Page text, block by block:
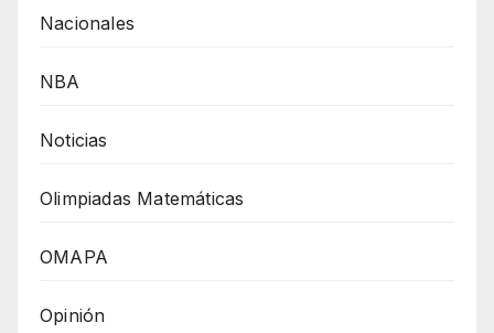
Nacionales
NBA
Noticias
Olimpiadas Matemáticas
OMAPA
Opinión